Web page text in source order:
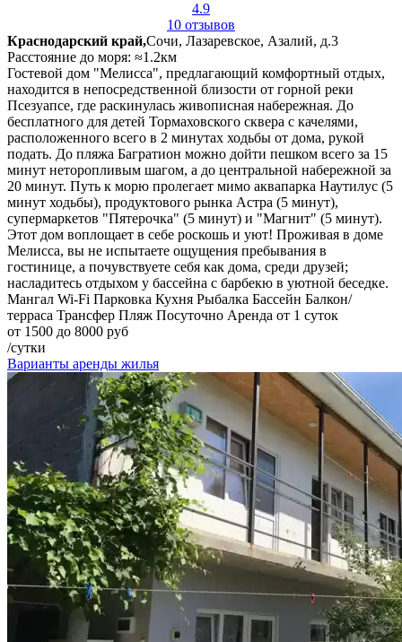
4.9
10 отзывов
Краснодарский край,Сочи, Лазаревское, Азалий, д.3
Расстояние до моря: ≈1.2км
Гостевой дом "Мелисса", предлагающий комфортный отдых,
находится в непосредственной близости от горной реки
Псезуапсе, где раскинулась живописная набережная. До
бесплатного для детей Тормаховского сквера с качелями,
расположенного всего в 2 минутах ходьбы от дома, рукой
подать. До пляжа Багратион можно дойти пешком всего за 15
минут неторопливым шагом, а до центральной набережной за
20 минут. Путь к морю пролегает мимо аквапарка Наутилус (5
минут ходьбы), продуктового рынка Астра (5 минут),
супермаркетов "Пятерочка" (5 минут) и "Магнит" (5 минут).
Этот дом воплощает в себе роскошь и уют! Проживая в доме
Мелисса, вы не испытаете ощущения пребывания в
гостинице, а почувствуете себя как дома, среди друзей;
насладитесь отдыхом у бассейна с барбекю в уютной беседке.
Мангал Wi-Fi Парковка Кухня Рыбалка Бассейн Балкон/
терраса Трансфер Пляж Посуточно Аренда от 1 суток
от 1500 до 8000 руб
/сутки
Варианты аренды жилья